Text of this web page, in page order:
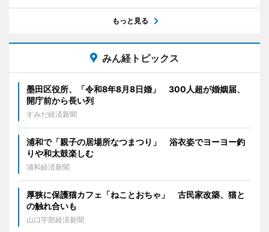
もっと見る
みん経トピックス
墨田区役所、「令和8年8月8日婚」 300人超が婚姻届、
開庁前から長い列
すみだ経済新聞
浦和で「親子の居場所なつまつり」 浴衣姿でヨーヨー釣
りや和太鼓楽しむ
浦和経済新聞
厚狭に保護猫カフェ「ねことおちゃ」 古民家改築、猫と
の触れ合いも
山口宇部経済新聞